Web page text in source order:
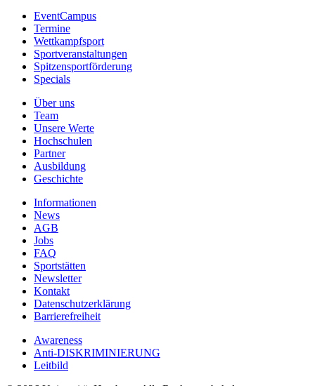
EventCampus
Termine
Wettkampfsport
Sportveranstaltungen
Spitzensportförderung
Specials
Über uns
Team
Unsere Werte
Hochschulen
Partner
Ausbildung
Geschichte
Informationen
News
AGB
Jobs
FAQ
Sportstätten
Newsletter
Kontakt
Datenschutzerklärung
Barrierefreiheit
Awareness
Anti-DISKRIMINIERUNG
Leitbild